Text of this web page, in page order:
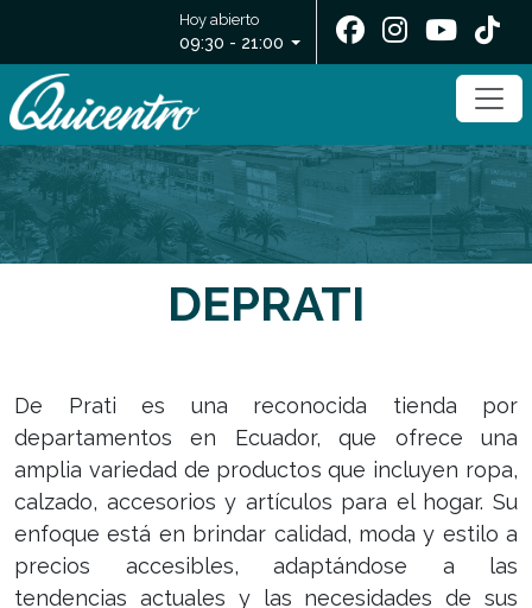
Hoy abierto
09:30 - 21:00
DEPRATI
De Prati es una reconocida tienda por
departamentos en Ecuador, que ofrece una
amplia variedad de productos que incluyen ropa,
calzado, accesorios y artículos para el hogar. Su
enfoque está en brindar calidad, moda y estilo a
precios accesibles, adaptándose a las
tendencias actuales y las necesidades de sus